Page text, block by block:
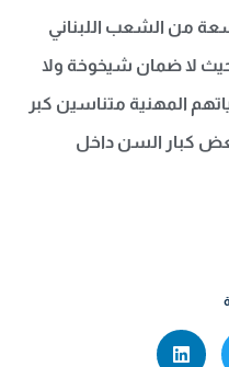
من الشعب اللبناني
لا ضمان شيخوخة ولا
المهنية متناسين كبر
كبار السن داخل